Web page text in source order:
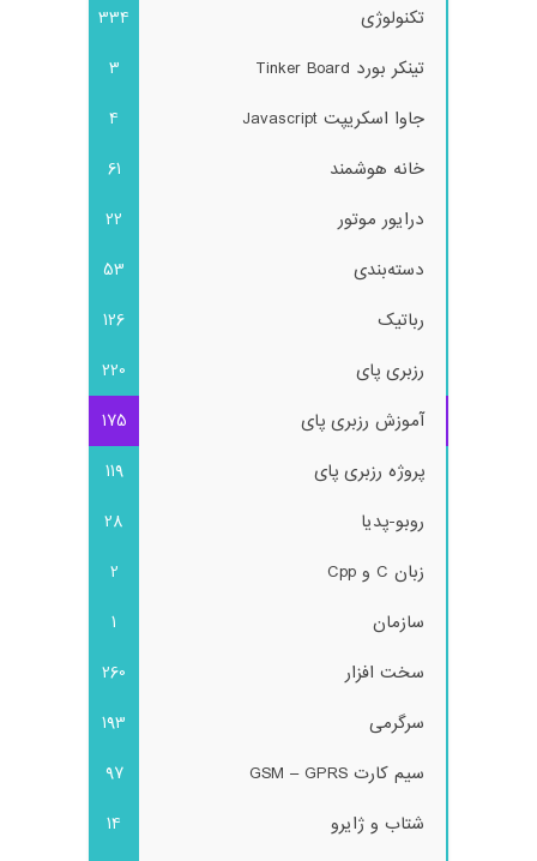
تکنولوژی
334
تینکر بورد Tinker Board
3
جاوا اسکریپت Javascript
4
خانه هوشمند
61
درایور موتور
22
دسته‌بندی
53
رباتیک
126
رزبری پای
220
آموزش رزبری پای
175
پروژه رزبری پای
119
روبو-پدیا
28
زبان C و Cpp
2
سازمان
1
سخت افزار
260
سرگرمی
193
سیم کارت GSM – GPRS
97
شتاب و ژایرو
14